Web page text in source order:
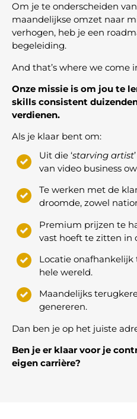
Om je te onderscheiden
maandelijkse omzet naar
verhogen, heb je een
begeleiding.
And that’s where we come
Onze missie is om jou te
skills consistent
verdienen.
Als je klaar bent om:
Uit die ‘starving artist
van video business
Te werken met de
droomde, zowel
Premium prijzen te
vast hoeft te zitten in
Locatie onafhankelijk
hele wereld.
Maandelijks
genereren.
Dan ben je op het juiste
Ben je er klaar voor je
eigen carrière?